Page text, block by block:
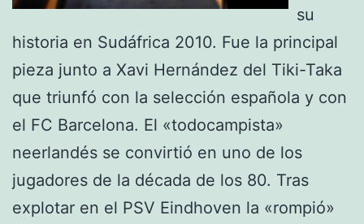
su
historia en Sudáfrica 2010. Fue la principal
pieza junto a Xavi Hernández del Tiki-Taka
que triunfó con la selección española y con
el FC Barcelona. El «todocampista»
neerlandés se convirtió en uno de los
jugadores de la década de los 80. Tras
explotar en el PSV Eindhoven la «rompió»